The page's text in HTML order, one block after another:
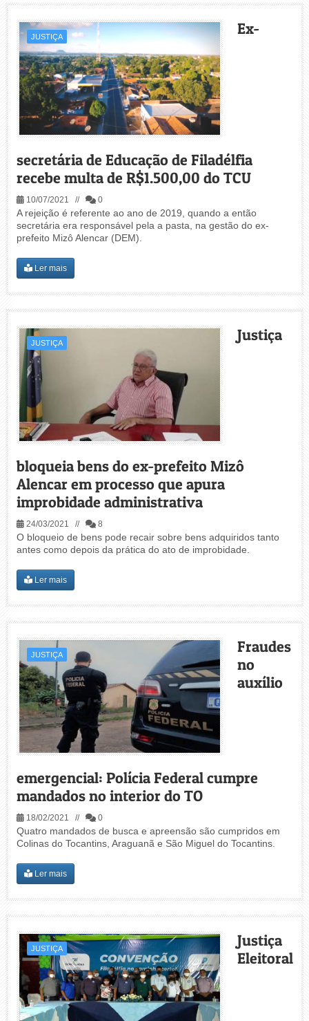
JUSTIÇA Ex-
secretária de Educação de Filadélfia
recebe multa de R$1.500,00 do TCU
10/07/2021 // 0
A rejeição é referente ao ano de 2019, quando a então
secretária era responsável pela a pasta, na gestão do ex-
prefeito Mizô Alencar (DEM).
Ler mais
JUSTIÇA Justiça
bloqueia bens do ex-prefeito Mizô
Alencar em processo que apura
improbidade administrativa
24/03/2021 // 8
O bloqueio de bens pode recair sobre bens adquiridos tanto
antes como depois da prática do ato de improbidade.
Ler mais
JUSTIÇA
Fraudes
no
auxílio
emergencial: Polícia Federal cumpre
mandados no interior do TO
18/02/2021 // 0
Quatro mandados de busca e apreensão são cumpridos em
Colinas do Tocantins, Araguanã e São Miguel do Tocantins.
Ler mais
JUSTIÇA
Justiça
Eleitoral